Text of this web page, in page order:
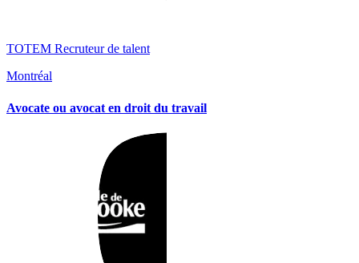
TOTEM Recruteur de talent
Montréal
Avocate ou avocat en droit du travail